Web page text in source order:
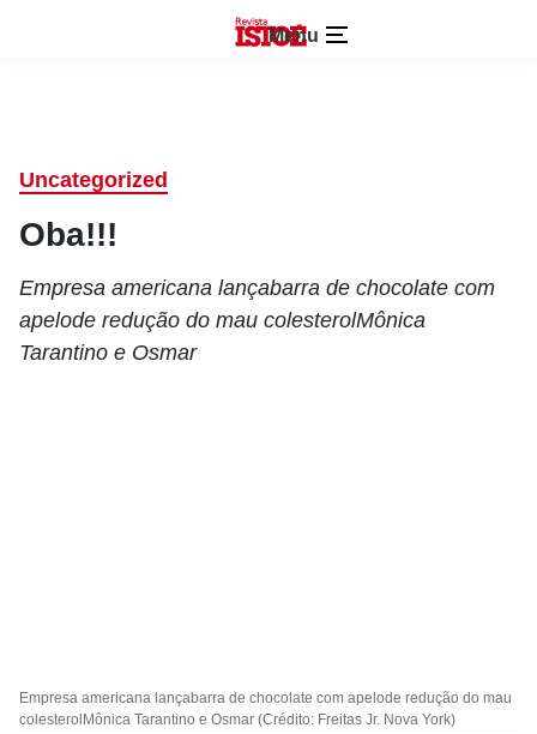
Menu
Uncategorized
Oba!!!
Empresa americana lançabarra de chocolate com
apelode redução do mau colesterolMônica
Tarantino e Osmar
Empresa americana lançabarra de chocolate com apelode redução do mau
colesterolMônica Tarantino e Osmar (Crédito: Freitas Jr. Nova York)